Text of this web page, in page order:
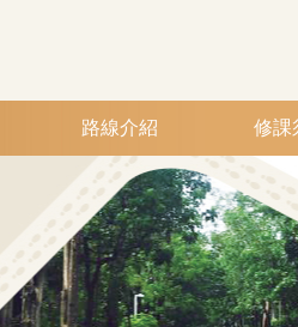
路線介紹 修課